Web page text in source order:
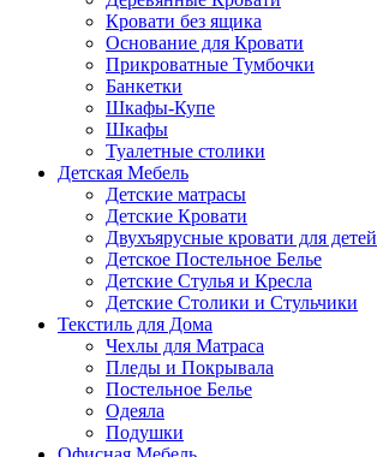
Кровати без ящика
Основание для Кровати
Прикроватные Тумбочки
Банкетки
Шкафы-Купе
Шкафы
Туалетные столики
Детская Мебель
Детские матрасы
Детские Кровати
Двухъярусные кровати для детей
Детское Постельное Белье
Детские Стулья и Кресла
Детские Столики и Стульчики
Текстиль для Дома
Чехлы для Матраса
Пледы и Покрывала
Постельное Белье
Одеяла
Подушки